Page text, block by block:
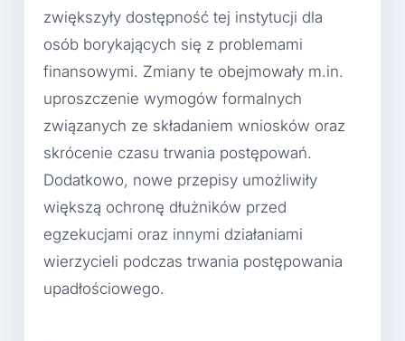
zwiększyły dostępność tej instytucji dla
osób borykających się z problemami
finansowymi. Zmiany te obejmowały m.in.
uproszczenie wymogów formalnych
związanych ze składaniem wniosków oraz
skrócenie czasu trwania postępowań.
Dodatkowo, nowe przepisy umożliwiły
większą ochronę dłużników przed
egzekucjami oraz innymi działaniami
wierzycieli podczas trwania postępowania
upadłościowego.